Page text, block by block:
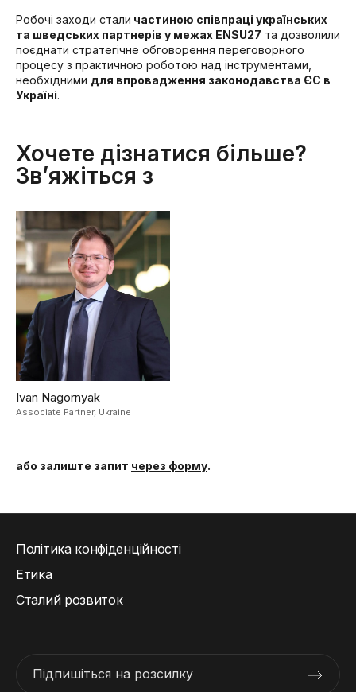
Робочі заходи стали частиною співпраці українських
та шведських партнерів у межах ENSU27 та дозволили
поєднати стратегічне обговорення переговорного
процесу з практичною роботою над інструментами,
необхідними для впровадження законодавства ЄС в
Україні.
Хочете дізнатися більше?
Зв’яжіться з
Ivan Nagornyak
Associate Partner, Ukraine
або залиште запит через форму.
Підпишіться на розсилку
Політика конфіденційності
Етика
Сталий розвиток